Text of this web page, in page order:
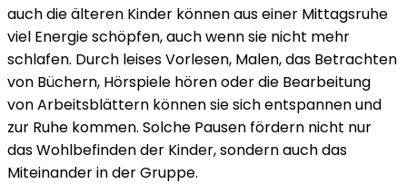
auch die älteren Kinder können aus einer Mittagsruhe
viel Energie schöpfen, auch wenn sie nicht mehr
schlafen. Durch leises Vorlesen, Malen, das Betrachten
von Büchern, Hörspiele hören oder die Bearbeitung
von Arbeitsblättern können sie sich entspannen und
zur Ruhe kommen. Solche Pausen fördern nicht nur
das Wohlbefinden der Kinder, sondern auch das
Miteinander in der Gruppe.